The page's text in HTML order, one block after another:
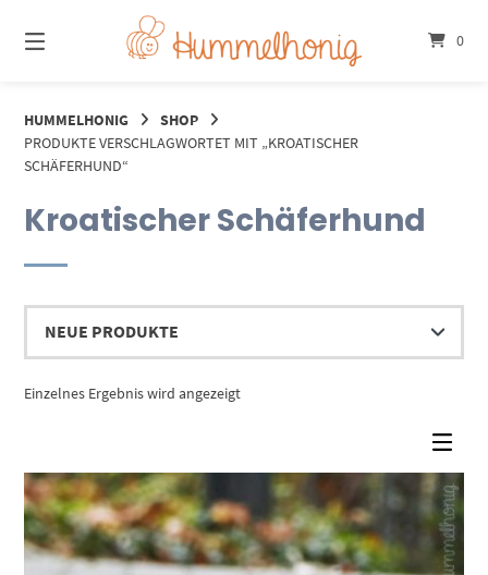
zum
Inhalt
0
HUMMELHONIG
SHOP
PRODUKTE VERSCHLAGWORTET MIT „KROATISCHER
SCHÄFERHUND“
Kroatischer Schäferhund
Einzelnes Ergebnis wird angezeigt